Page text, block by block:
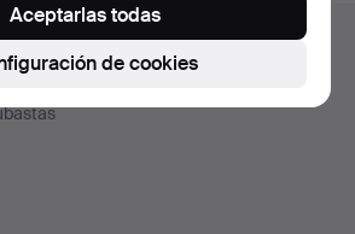
de atención al cliente
de cookies
Aceptarlas todas